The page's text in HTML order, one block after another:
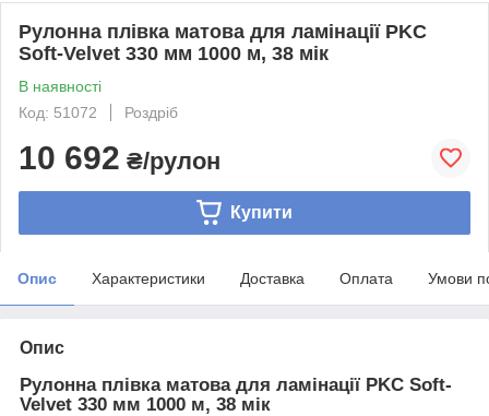
Рулонна плівка матова для ламінації PKC
Soft-Velvet 330 мм 1000 м, 38 мік
В наявності
Код: 51072
Роздріб
10 692 ₴/рулон
Купити
Опис Характеристики Доставка Оплата Умови
Опис
Рулонна плівка матова для ламінації PKC Soft-
Velvet 330 мм 1000 м, 38 мік